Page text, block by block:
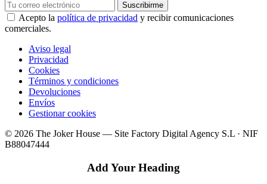
Suscribirme
Acepto la política de privacidad y recibir comunicaciones
comerciales.
Aviso legal
Privacidad
Cookies
Términos y condiciones
Devoluciones
Envíos
Gestionar cookies
© 2026 The Joker House — Site Factory Digital Agency S.L · NIF
B88047444
Add Your Heading